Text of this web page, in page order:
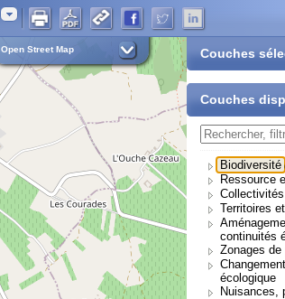
Adresse
Open Street Map Couches
Couches
Biodiversité
Ressource
Territoires
continuités
Zonages
écologique
Nuisances,